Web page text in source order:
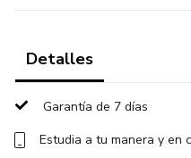
Detalles
Garantía de 7 días
Estudia a tu manera y en